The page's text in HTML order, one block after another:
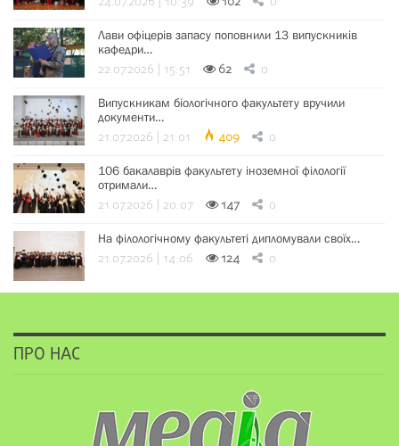
Лави офіцерів запасу поповнили 13 випускників
кафедри…
22.07.2026 | 15:51 62 0
Випускникам біологічного факультету вручили
документи…
21.07.2026 | 21:01 409 0
106 бакалаврів факультету іноземної філології
отримали…
21.07.2026 | 20:07 147 0
На філологічному факультеті дипломували своїх…
21.07.2026 | 14:06 124 0
ПРО НАС